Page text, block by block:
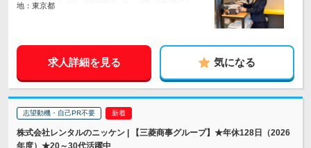
地：東京都
求人詳細を見る 気になる
志望動機・自己PR不要
株式会社レンタルのニッケン | 【三菱商事グループ】★年休128日（2026
年度）★20～30代活躍中